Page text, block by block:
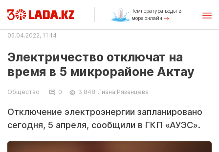
Температура воды в
море онлайн
05.04.2022, 11:14
Электричество отключат на
время в 5 микрорайоне Актау
Общество 0 3 848 Лиана Рязанцева
Отключение электроэнергии запланировано
сегодня, 5 апреля, сообщили в ГКП «АУЭС».